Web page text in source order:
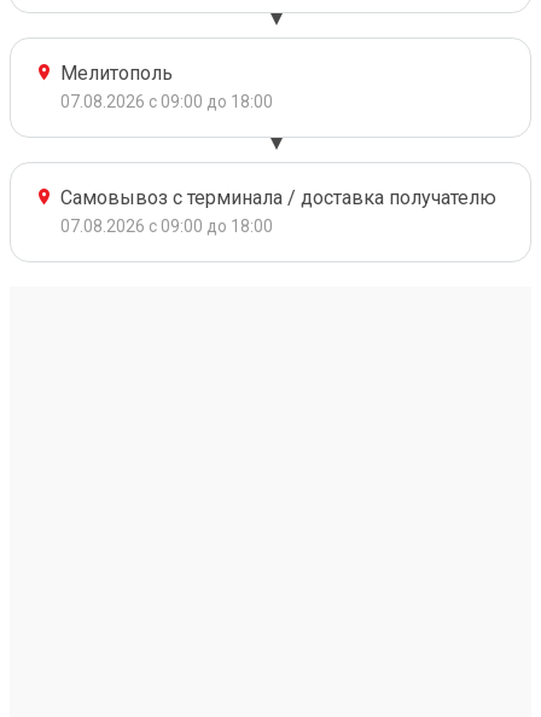
Мелитополь
07.08.2026 с 09:00 до 18:00
Самовывоз с терминала / доставка получателю
07.08.2026 с 09:00 до 18:00